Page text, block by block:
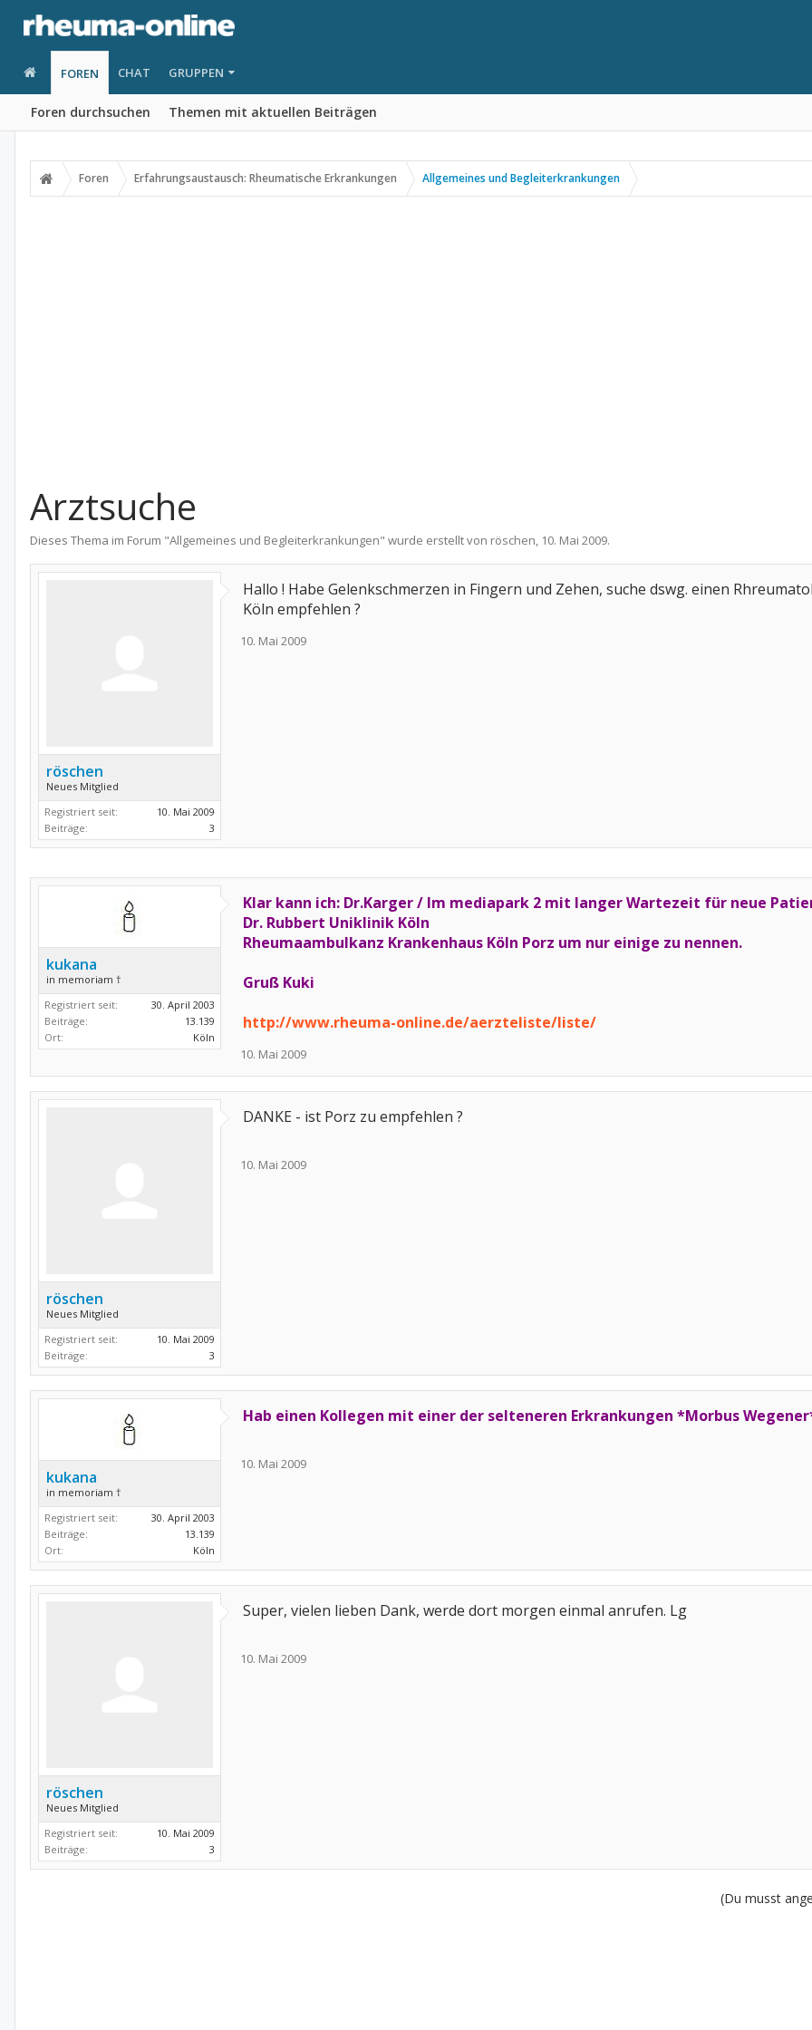
FOREN
Foren durchsuchen Themen mit aktuellen Beiträgen
CHAT GRUPPEN
Foren Erfahrungsaustausch: Rheumatische Erkrankungen Allgemeines und Begleiterkrankungen
Arztsuche
Dieses Thema im Forum "Allgemeines und Begleiterkrankungen" wurde erstellt von röschen, 10. Mai 2009.
röschen
Neues Mitglied
Registriert seit:
10. Mai 2009
Beiträge:
3
Hallo ! Habe Gelenkschmerzen in Fingern und Zehen, suche dswg. einen
Köln empfehlen ?
10. Mai 2009
kukana
in memoriam †
Registriert seit:
30. April 2003
Beiträge:
13.139
Ort:
Köln
Klar kann ich: Dr.Karger / Im mediapark 2 mit langer Wartezeit für neue
Dr. Rubbert Uniklinik Köln
Rheumaambulkanz Krankenhaus Köln Porz um nur einige zu nennen.
Gruß Kuki
http://www.rheuma-online.de/aerzteliste/liste/
10. Mai 2009
röschen
Neues Mitglied
Registriert seit:
10. Mai 2009
Beiträge:
3
DANKE - ist Porz zu empfehlen ?
10. Mai 2009
kukana
in memoriam †
Registriert seit:
30. April 2003
Beiträge:
13.139
Ort:
Köln
Hab einen Kollegen mit einer der selteneren Erkrankungen *Morbus
10. Mai 2009
röschen
Neues Mitglied
Registriert seit:
10. Mai 2009
Beiträge:
3
Super, vielen lieben Dank, werde dort morgen einmal anrufen. Lg
10. Mai 2009
(Du musst